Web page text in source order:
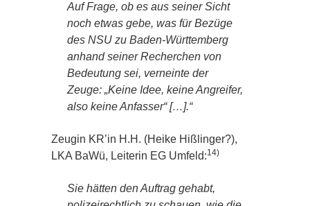
Auf Frage, ob es aus seiner Sicht
noch etwas gebe, was für Bezüge
des NSU zu Baden-Württemberg
anhand seiner Recherchen von
Bedeutung sei, verneinte der
Zeuge: „Keine Idee, keine Angreifer,
also keine Anfasser“ […].“
Zeugin KR’in H.H. (Heike Hißlinger?),
LKA BaWü, Leiterin EG Umfeld:14)
Sie hätten den Auftrag gehabt,